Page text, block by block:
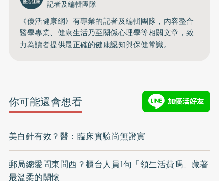
記者及編輯團隊
《優活健康網》有專業的記者及編輯團隊，內容整合
醫學專業、健康生活乃至關係心理學等相關文章，致
力為讀者提供最正確的健康認知與保健常識。
你可能還會想看
美白針有效？醫：臨床實驗尚無證實
郵局總愛問東問西？櫃台人員1句「領生活費嗎」藏著
最溫柔的關懷